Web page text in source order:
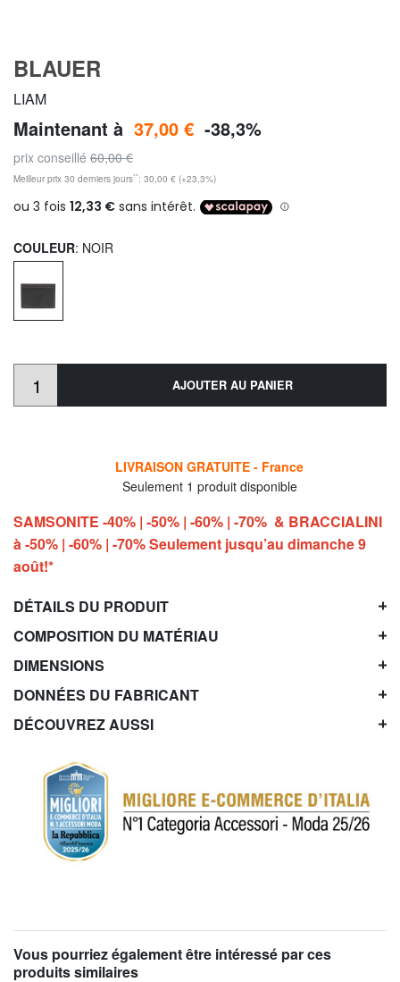
BLAUER
LIAM
Maintenant à 37,00 € -38,3%
prix conseillé 60,00 €
Meilleur prix 30 derniers jours**: 30,00 € (+23,3%)
COULEUR: NOIR
AJOUTER AU PANIER
LIVRAISON GRATUITE - France
Seulement 1 produit disponible
SAMSONITE -40% | -50% | -60% | -70% & BRACCIALINI
à -50% | -60% | -70% Seulement jusqu’au dimanche 9
août!*
DÉTAILS DU PRODUIT
COMPOSITION DU MATÉRIAU
DIMENSIONS
DONNÉES DU FABRICANT
DÉCOUVREZ AUSSI
Vous pourriez également être intéressé par ces
produits similaires